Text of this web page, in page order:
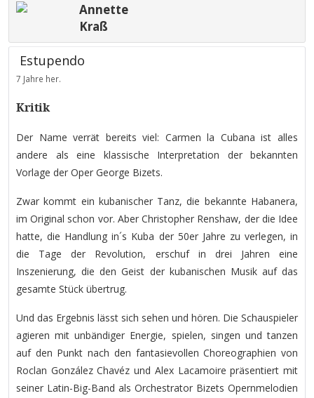
Annette
Kraß
Estupendo
7 Jahre her.
Kritik
Der Name verrät bereits viel: Carmen la Cubana ist alles
andere als eine klassische Interpretation der bekannten
Vorlage der Oper George Bizets.
Zwar kommt ein kubanischer Tanz, die bekannte Habanera,
im Original schon vor. Aber Christopher Renshaw, der die Idee
hatte, die Handlung in´s Kuba der 50er Jahre zu verlegen, in
die Tage der Revolution, erschuf in drei Jahren eine
Inszenierung, die den Geist der kubanischen Musik auf das
gesamte Stück übertrug.
Und das Ergebnis lässt sich sehen und hören. Die Schauspieler
agieren mit unbändiger Energie, spielen, singen und tanzen
auf den Punkt nach den fantasievollen Choreographien von
Roclan González Chavéz und Alex Lacamoire präsentiert mit
seiner Latin-Big-Band als Orchestrator Bizets Opernmelodien